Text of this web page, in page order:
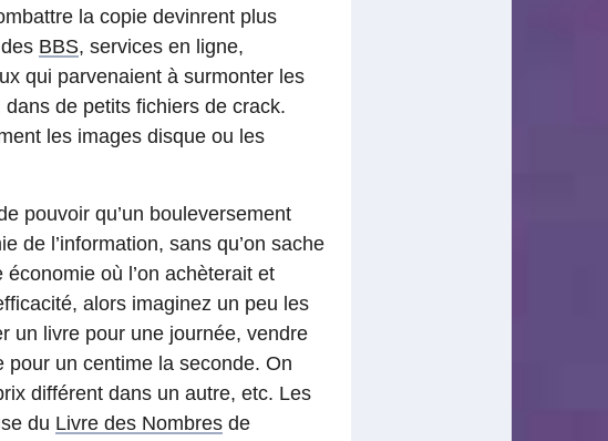
la copie devinrent plus
BBS, services en ligne,
qui parvenaient à surmonter les
de petits fichiers de crack.
les images disque ou les
pouvoir qu’un bouleversement
de l’information, sans qu’on sache
où l’on achèterait et
alors imaginez un peu les
un livre pour une journée, vendre
pour un centime la seconde. On
différent dans un autre, etc. Les
du Livre des Nombresde